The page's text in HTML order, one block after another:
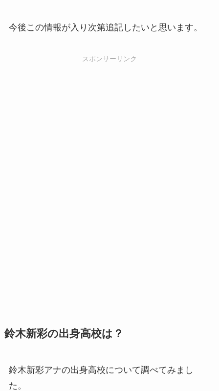
今後この情報が入り次第追記したいと思います。
スポンサーリンク
鈴木新彩の出身高校は？
鈴木新彩アナの出身高校について調べてみまし
た。